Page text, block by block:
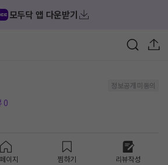
모두닥 앱 다운받기
정보공개 미동의
0
이지 찜하기 리뷰작성